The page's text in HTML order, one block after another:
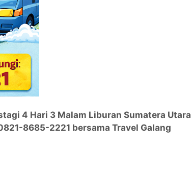
4 Hari 3 Malam Liburan Sumatera Utara
8685-2221 bersama Travel Galang